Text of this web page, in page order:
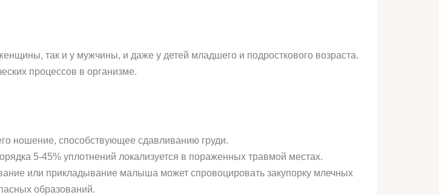
так и у мужчины, и даже у детей младшего и подросткового возраста.
процессов в организме.
ношение, способствующее сдавливанию груди.
5-45% уплотнений локализуется в пораженных травмой местах.
или прикладывание малыша может спровоцировать закупорку млечных
образований.